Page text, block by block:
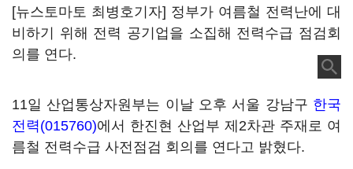
[뉴스토마토 최병호기자] 정부가 여름철 전력난에 대
비하기 위해 전력 공기업을 소집해 전력수급 점검회
의를 연다.
11일 산업통상자원부는 이날 오후 서울 강남구 한국
전력(015760)에서 한진현 산업부 제2차관 주재로 여
름철 전력수급 사전점검 회의를 연다고 밝혔다.